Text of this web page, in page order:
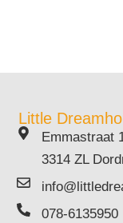
Little
Emmastraat
3314 ZL
078-6135950